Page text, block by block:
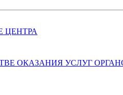
ЦЕНТРА
ОКАЗАНИЯ УСЛУГ